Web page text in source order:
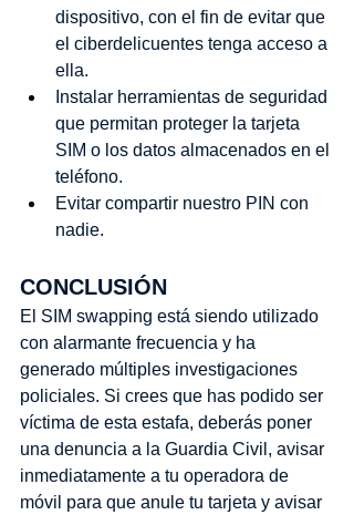
dispositivo, con el fin de evitar que
el ciberdelicuentes tenga acceso a
ella.
Instalar herramientas de seguridad
que permitan proteger la tarjeta
SIM o los datos almacenados en el
teléfono.
Evitar compartir nuestro PIN con
nadie.
CONCLUSIÓN
El SIM swapping está siendo utilizado
con alarmante frecuencia y ha
generado múltiples investigaciones
policiales. Si crees que has podido ser
víctima de esta estafa, deberás poner
una denuncia a la Guardia Civil, avisar
inmediatamente a tu operadora de
móvil para que anule tu tarjeta y avisar